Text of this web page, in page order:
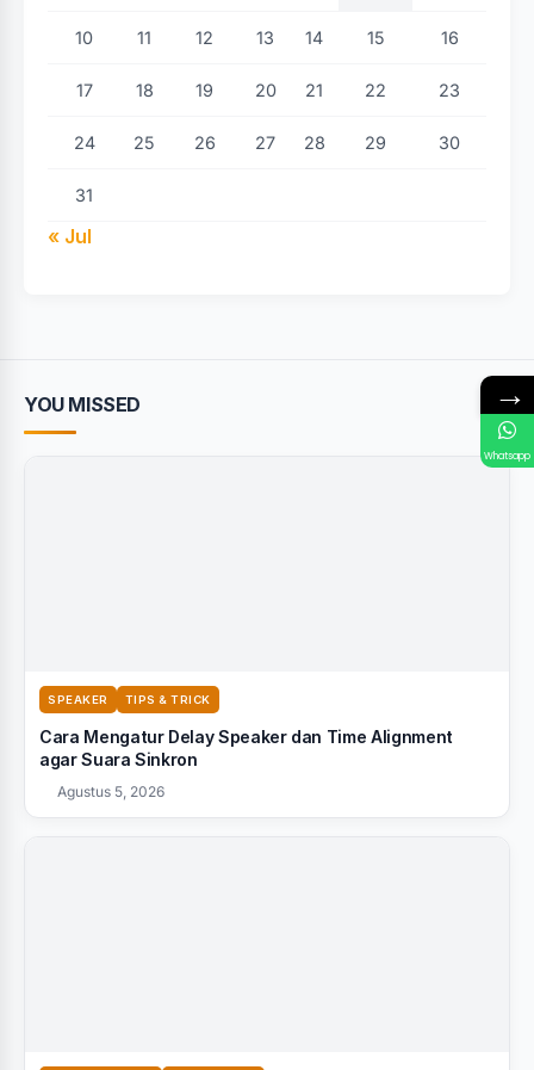
10 11 12 13 14 15 16
17 18 19 20 21 22 23
24 25 26 27 28 29 30
31
« Jul
YOU MISSED
SPEAKER TIPS & TRICK
Cara Mengatur Delay Speaker dan Time Alignment
agar Suara Sinkron
Agustus 5, 2026
→
Whatsapp